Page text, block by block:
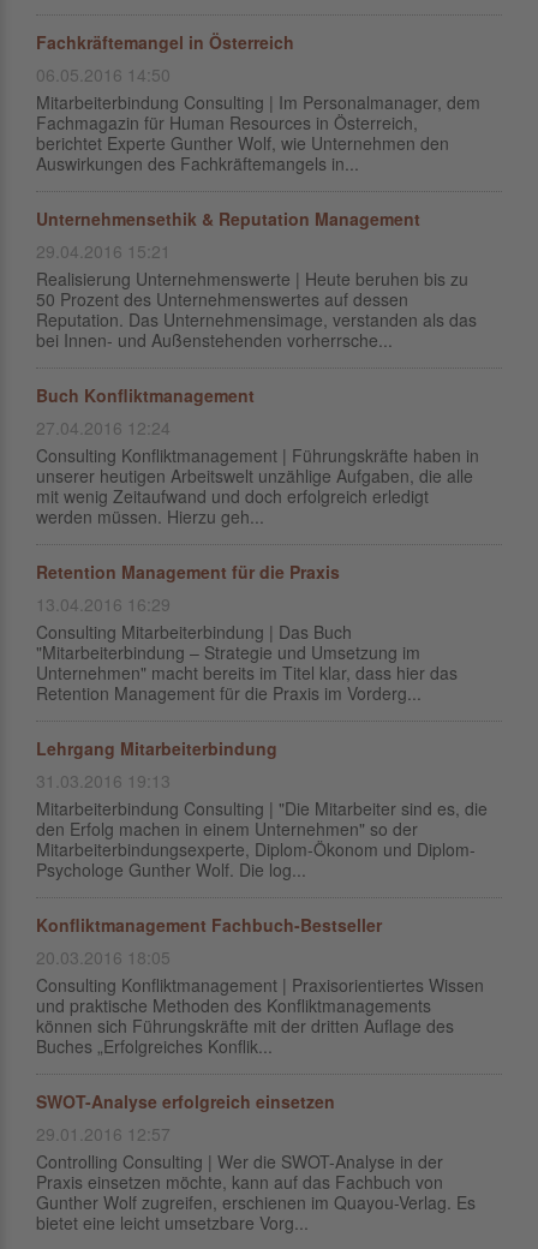
Fachkräftemangel in Österreich
06.05.2016 14:50
Mitarbeiterbindung Consulting | Im Personalmanager, dem
Fachmagazin für Human Resources in Österreich,
berichtet Experte Gunther Wolf, wie Unternehmen den
Auswirkungen des Fachkräftemangels in...
Unternehmensethik & Reputation Management
29.04.2016 15:21
Realisierung Unternehmenswerte | Heute beruhen bis zu
50 Prozent des Unternehmenswertes auf dessen
Reputation. Das Unternehmensimage, verstanden als das
bei Innen- und Außenstehenden vorherrsche...
Buch Konfliktmanagement
27.04.2016 12:24
Consulting Konfliktmanagement | Führungskräfte haben in
unserer heutigen Arbeitswelt unzählige Aufgaben, die alle
mit wenig Zeitaufwand und doch erfolgreich erledigt
werden müssen. Hierzu geh...
Retention Management für die Praxis
13.04.2016 16:29
Consulting Mitarbeiterbindung | Das Buch
"Mitarbeiterbindung – Strategie und Umsetzung im
Unternehmen" macht bereits im Titel klar, dass hier das
Retention Management für die Praxis im Vorderg...
Lehrgang Mitarbeiterbindung
31.03.2016 19:13
Mitarbeiterbindung Consulting | "Die Mitarbeiter sind es, die
den Erfolg machen in einem Unternehmen" so der
Mitarbeiterbindungsexperte, Diplom-Ökonom und Diplom-
Psychologe Gunther Wolf. Die log...
Konfliktmanagement Fachbuch-Bestseller
20.03.2016 18:05
Consulting Konfliktmanagement | Praxisorientiertes Wissen
und praktische Methoden des Konfliktmanagements
können sich Führungskräfte mit der dritten Auflage des
Buches „Erfolgreiches Konflik...
SWOT-Analyse erfolgreich einsetzen
29.01.2016 12:57
Controlling Consulting | Wer die SWOT-Analyse in der
Praxis einsetzen möchte, kann auf das Fachbuch von
Gunther Wolf zugreifen, erschienen im Quayou-Verlag. Es
bietet eine leicht umsetzbare Vorg...